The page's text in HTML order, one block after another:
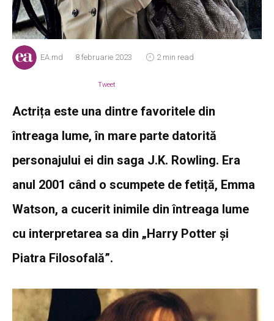
EA.md 8 februarie 2023 2 min read
Tweet
Actrița este una dintre favoritele din
întreaga lume, în mare parte datorită
personajului ei din saga J.K. Rowling. Era
anul 2001 când o scumpete de fetiță, Emma
Watson, a cucerit inimile din întreaga lume
cu interpretarea sa din „Harry Potter și
Piatra Filosofală”.